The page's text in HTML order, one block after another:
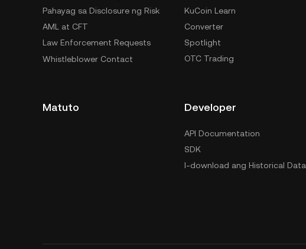
Pahayag sa Disclosure ng Risk
AML at CFT
Law Enforcement Requests
Whistleblower Contact
KuCoin Learn
Converter
Spotlight
OTC Trading
Matuto Developer
API Documentation
SDK
I-download ang Historical Data